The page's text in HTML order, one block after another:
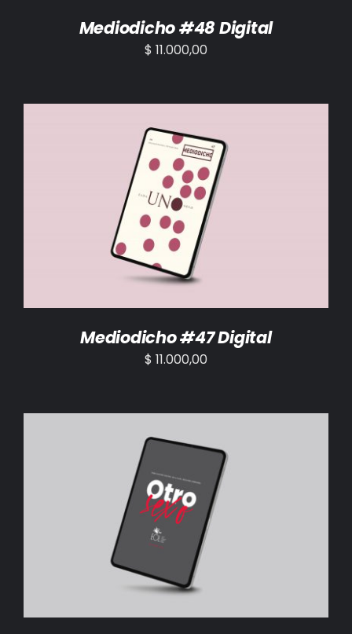
Mediodicho #48 Digital
$ 11.000,00
AÑADIR AL CARRITO /
Mediodicho #47 Digital
$ 11.000,00
AÑADIR AL CARRITO /